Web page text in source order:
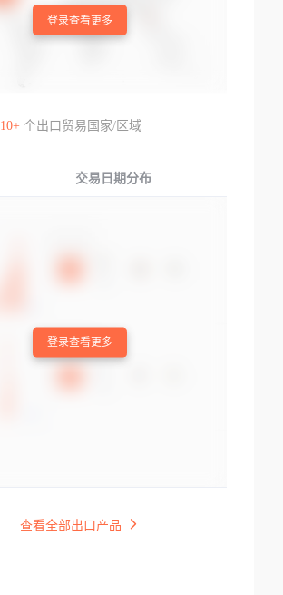
登录查看更多
10+个出口贸易国家/区域
交易日期分布
登录查看更多
查看全部出口产品